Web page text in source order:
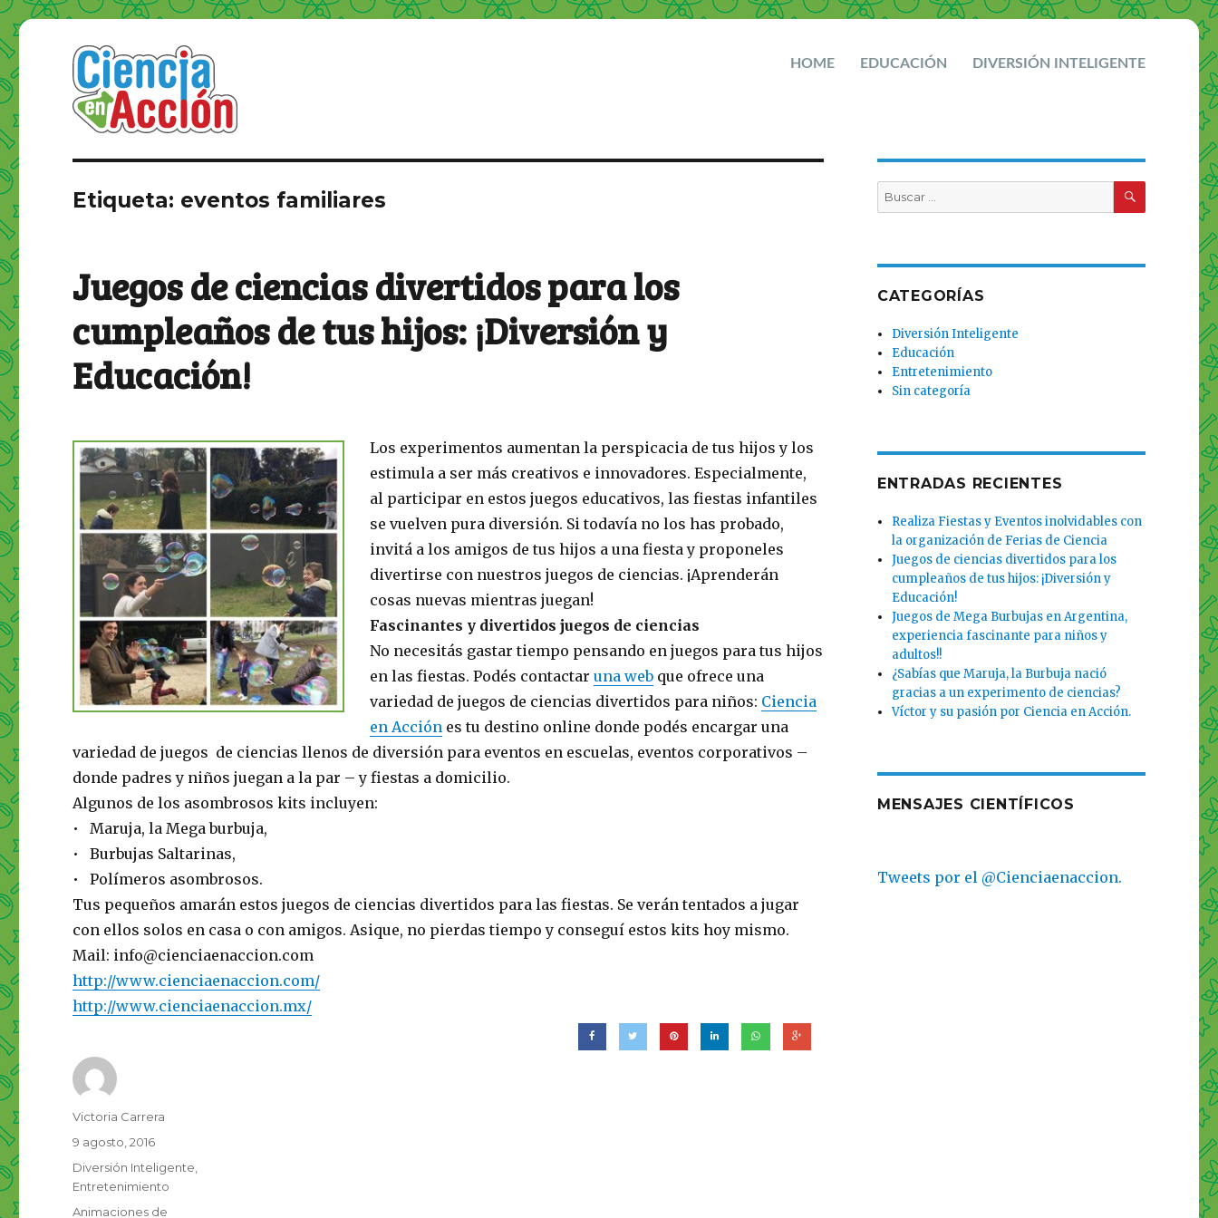
HOME EDUCACIÓN DIVERSIÓN INTELIGENTE
Etiqueta: eventos familiares
Juegos de ciencias divertidos para los
cumpleaños de tus hijos: ¡Diversión y
Educación!
Los experimentos aumentan la perspicacia de tus hijos y los
estimula a ser más creativos e innovadores. Especialmente,
al participar en estos juegos educativos, las fiestas infantiles
se vuelven pura diversión. Si todavía no los has probado,
invitá a los amigos de tus hijos a una fiesta y proponeles
divertirse con nuestros juegos de ciencias. ¡Aprenderán
cosas nuevas mientras juegan!
Fascinantes y divertidos juegos de ciencias
No necesitás gastar tiempo pensando en juegos para tus hijos
en las fiestas. Podés contactaruna web que ofrece una
variedad de juegos de ciencias divertidos para niños: Ciencia
en Acción es tu destino online donde podés encargar una
variedad de juegos de ciencias llenos de diversión para eventos en escuelas, eventos corporativos –
donde padres y niños juegan a la par – y fiestas a domicilio.
Algunos de los asombrosos kits incluyen:
• Maruja, la Mega burbuja,
• Burbujas Saltarinas,
• Polímeros asombrosos.
Tus pequeños amarán estos juegos de ciencias divertidos para las fiestas. Se verán tentados a jugar
con ellos solos en casa o con amigos. Asique, no pierdas tiempo y conseguí estos kits hoy mismo.
Mail: info@cienciaenaccion.com
http://www.cienciaenaccion.com/
http://www.cienciaenaccion.mx/
Autor
Victoria Carrera
Publicado
el
9 agosto, 2016
Categorías
Diversión Inteligente
Entretenimiento
Etiquetas
Animaciones de
Buscar
por:
BUSCAR
CATEGORÍAS
Diversión Inteligente
Educación
Entretenimiento
Sin categoría
ENTRADAS RECIENTES
Realiza Fiestas y Eventos inolvidables con
la organización de Ferias de Ciencia
Juegos de ciencias divertidos para los
cumpleaños de tus hijos: ¡Diversión y
Educación!
Juegos de Mega Burbujas en Argentina,
experiencia fascinante para niños y
adultos!!
¿Sabías que Maruja, la Burbuja nació
gracias a un experimento de ciencias?
Víctor y su pasión por Ciencia en Acción.
MENSAJES CIENTÍFICOS
Tweets por el @Cienciaenaccion.